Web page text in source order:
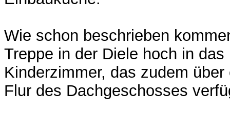
Wie schon beschrieben
Treppe in der Diele hoch in das
Kinderzimmer, das zudem
Flur des Dachgeschosses